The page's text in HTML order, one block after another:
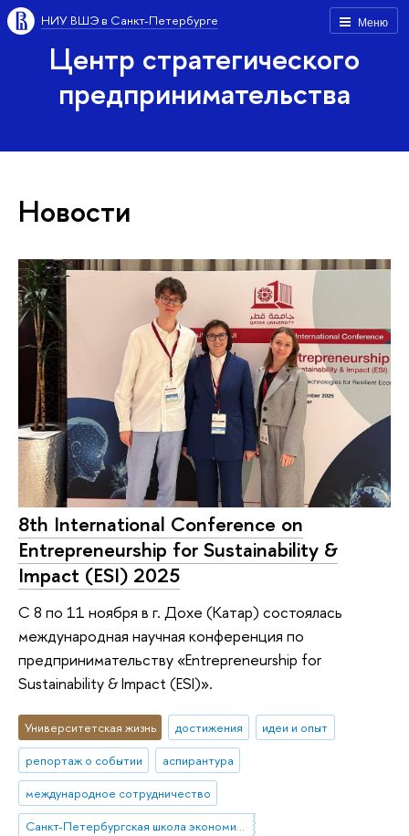
Меню
НИУ ВШЭ в Санкт-Петербурге
Центр стратегического
предпринимательства
Новости
8th International Conference on
Entrepreneurship for Sustainability &
Impact (ESI) 2025
С 8 по 11 ноября в г. Дохе (Катар) состоялась
международная научная конференция по
предпринимательству «Entrepreneurship for
Sustainability & Impact (ESI)».
Университетская жизнь достижения
идеи и опыт
репортаж о событии
аспирантура
международное сотрудничество
Санкт-Петербургская школа экономики и менеджмента